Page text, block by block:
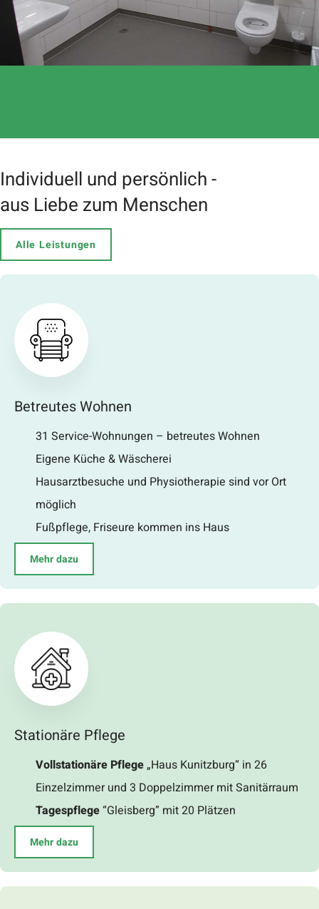
Individuell und persönlich -
aus Liebe zum Menschen
Alle Leistungen
Betreutes Wohnen
31 Service-Wohnungen – betreutes Wohnen
Eigene Küche & Wäscherei
Hausarztbesuche und Physiotherapie sind vor Ort
möglich
Fußpflege, Friseure kommen ins Haus
Mehr dazu
Stationäre Pflege
Vollstationäre Pflege„Haus Kunitzburg“ in 26
Einzelzimmer und 3 Doppelzimmer mit Sanitärraum
Tagespflege“Gleisberg” mit 20 Plätzen
Mehr dazu